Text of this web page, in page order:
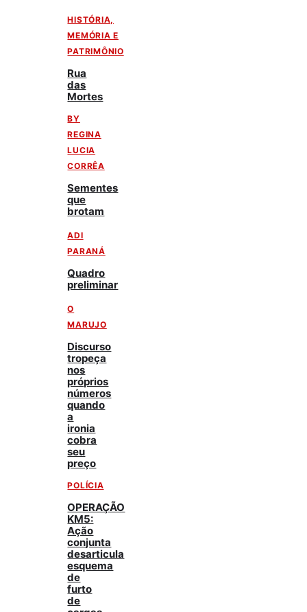
HISTÓRIA,
MEMÓRIA E
PATRIMÔNIO
Rua
das
Mortes
BY
REGINA
LUCIA
CORRÊA
Sementes
que
brotam
ADI
PARANÁ
Quadro
preliminar
O
MARUJO
Discurso
tropeça
nos
próprios
números
quando
a
ironia
cobra
seu
preço
POLÍCIA
OPERAÇÃO
KM5:
Ação
conjunta
desarticula
esquema
de
furto
de